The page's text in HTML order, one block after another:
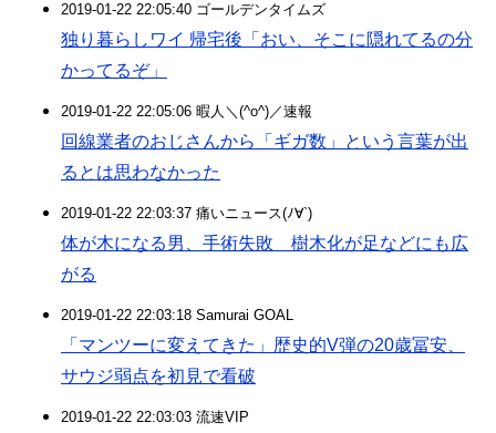
2019-01-22 22:05:40 ゴールデンタイムズ
独り暮らしワイ 帰宅後「おい、そこに隠れてるの分
かってるぞ」
2019-01-22 22:05:06 暇人＼(^o^)／速報
回線業者のおじさんから「ギガ数」という言葉が出
るとは思わなかった
2019-01-22 22:03:37 痛いニュース(ﾉ∀`)
体が木になる男、手術失敗 樹木化が足などにも広
がる
2019-01-22 22:03:18 Samurai GOAL
「マンツーに変えてきた」歴史的V弾の20歳冨安、
サウジ弱点を初見で看破
2019-01-22 22:03:03 流速VIP